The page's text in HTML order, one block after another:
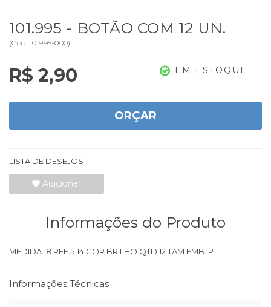
101.995 - BOTÃO COM 12 UN.
(Cód. 101995-000)
R$ 2,90 EM ESTOQUE
ORÇAR
LISTA DE DESEJOS
Adicionar
Informações do Produto
MEDIDA 18 REF 5114 COR BRILHO QTD 12 TAM.EMB. P
Informações Técnicas